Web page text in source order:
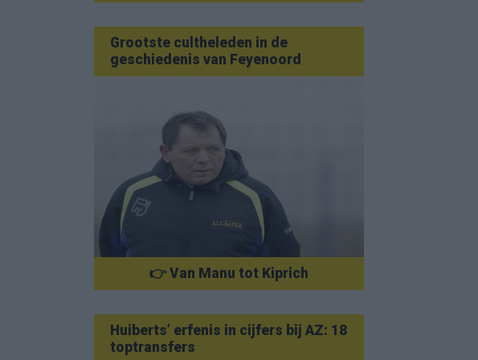
Grootste cultheleden in de
geschiedenis van Feyenoord
👉 Van Manu tot Kiprich
Huiberts’ erfenis in cijfers bij AZ: 18
toptransfers